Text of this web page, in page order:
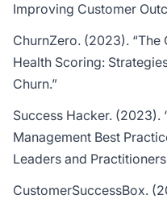
Improving Customer
ChurnZero. (2023).
Health Scoring:
Churn.”
Success Hacker. (2023).
Management Best
Leaders and
CustomerSuccessBox.